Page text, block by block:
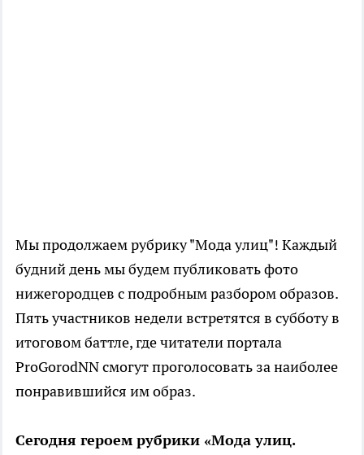
Мы продолжаем рубрику "Мода улиц"! Каждый
будний день мы будем публиковать фото
нижегородцев с подробным разбором образов.
Пять участников недели встретятся в субботу в
итоговом баттле, где читатели портала
ProGorodNN смогут проголосовать за наиболее
понравившийся им образ.
Сегодня героем рубрики «Мода улиц.